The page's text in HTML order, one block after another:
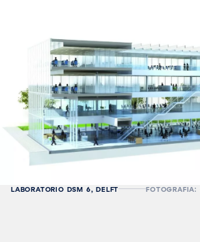
LABORATORIO DSM 6, DELFT FOTOGRAFIA: